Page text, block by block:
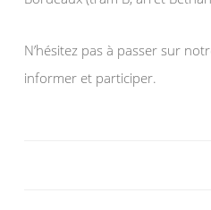
N’hésitez pas à passer sur
informer et participer.